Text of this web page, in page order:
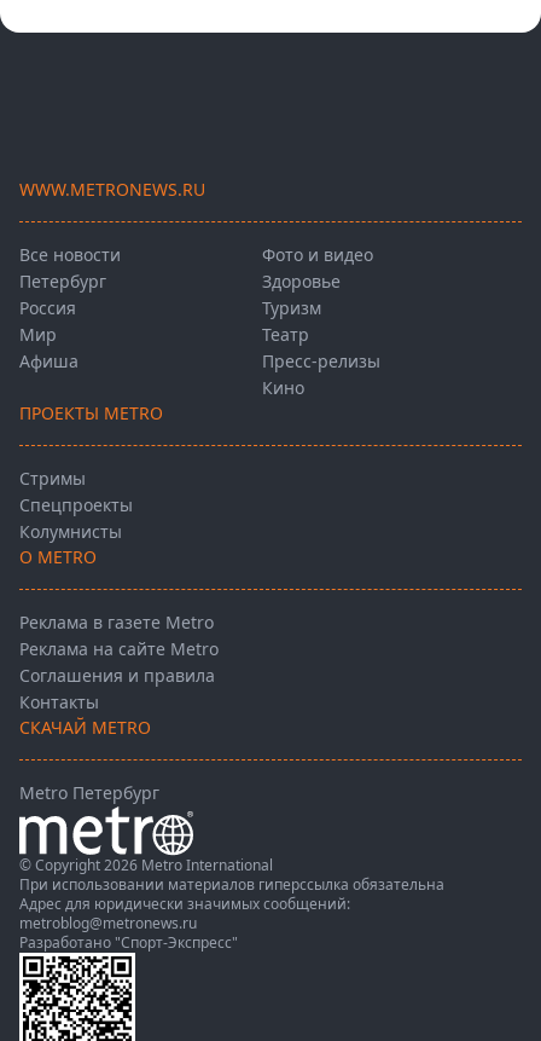
WWW.METRONEWS.RU
Все новости
Петербург
Россия
Мир
Афиша
Фото и видео
Здоровье
Туризм
Театр
Пресс-релизы
Кино
ПРОЕКТЫ METRO
Стримы
Спецпроекты
Колумнисты
О METRO
Реклама в газете Metro
Реклама на сайте Metro
Соглашения и правила
Контакты
СКАЧАЙ METRO
Metro Петербург
© Copyright 2026 Metro International
При использовании материалов гиперссылка обязательна
Адрес для юридически значимых сообщений:
metroblog@metronews.ru
Разработано "Спорт-Экспресс"